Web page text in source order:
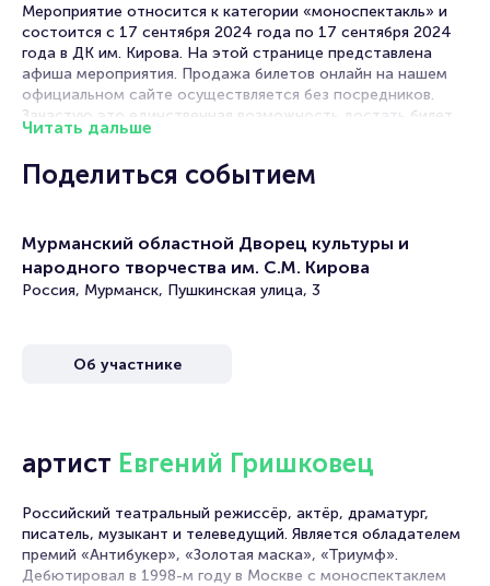
Мероприятие относится к категории «моноспектакль» и
состоится с 17 сентября 2024 года по 17 сентября 2024
года в ДК им. Кирова. На этой странице представлена
афиша мероприятия. Продажа билетов онлайн на нашем
официальном сайте осуществляется без посредников.
Зачастую это единственная возможность достать билет
на моноспектакль.
Билеты на монолог-концерт Евгения Гришковца
Portalbilet – удобный и надежный сервис для покупки и
продажи билетов на мероприятия разного формата.
Среднее время на покупку билета здесь начиная с выбора
зрителей. Спешите купить их, пока они есть в наличии.
Подробнее о том, как вернуть, сдать или продать билет
читайте в разделах:
Продать билет
Брокерам
Организаторам
Читать дальше
Поделиться событием
Мурманский областной Дворец культуры и
народного творчества им. С.М. Кирова
Россия, Мурманск, Пушкинская улица, 3
Об участнике
артист Евгений Гришковец
Российский театральный режиссёр, актёр, драматург,
писатель, музыкант и телеведущий. Является обладателем
премий «Антибукер», «Золотая маска», «Триумф».
Дебютировал в 1998-м году в Москве с моноспектаклем